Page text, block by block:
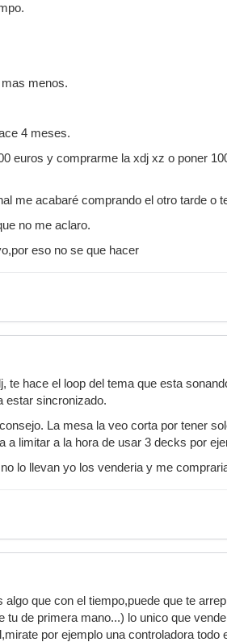
menos.
4 meses.
euros y comprarme la xdj xz o poner
me acabaré comprando el otro tarde o
no me aclaro.
eso no se que hacer
te hace el loop del tema que esta
estar sincronizado.
La mesa la veo corta por tener
a limitar a la hora de usar 3 decks por
lo llevan yo los venderia y me
que con el tiempo,puede que te
de primera mano...) lo unico que
por ejemplo una controladora todo